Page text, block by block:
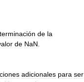
de la
de NaN
adicionales para ser